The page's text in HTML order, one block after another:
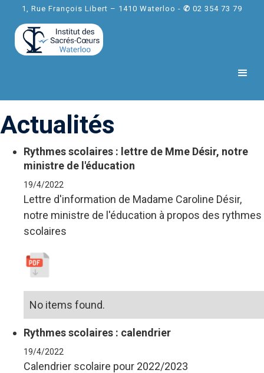
1, Rue François Libert – 1410 Waterloo - ✆ 02 354 73 79
Actualités
Rythmes scolaires : lettre de Mme Désir, notre
ministre de l'éducation
19/4/2022
Lettre d'information de Madame Caroline Désir,
notre ministre de l'éducation à propos des rythmes
scolaires
No items found.
Rythmes scolaires : calendrier
19/4/2022
Calendrier scolaire pour 2022/2023